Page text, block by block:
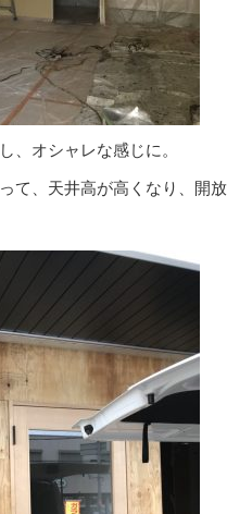
、オシャレな感じに。
て、天井高が高くなり、開放